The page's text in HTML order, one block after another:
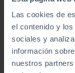
Las cookies de
el contenido y
sociales y
información
nuestros
Sin
de lo que